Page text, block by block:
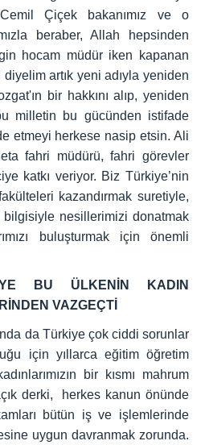
Çiçek bakanımız ve o
beraber, Allah hepsinden
hocam müdür iken kapanan
artık yeni adıyla yeniden
bir hakkını alıp, yeniden
milletin bu gücünden istifade
etmeyi herkese nasip etsin. Ali
fahri müdürü, fahri görevler
katkı veriyor. Biz Türkiye’nin
kazandırmak suretiyle,
bilgisiyle nesillerimizi donatmak
buluşturmak için önemli
BU ÜLKENİN KADIN
VAZGEÇTİ
da Türkiye çok ciddi sorunlar
için yıllarca eğitim öğretim
bir kısmı mahrum
derki, herkes kanun önünde
bütün iş ve işlemlerinde
uygun davranmak zorunda.